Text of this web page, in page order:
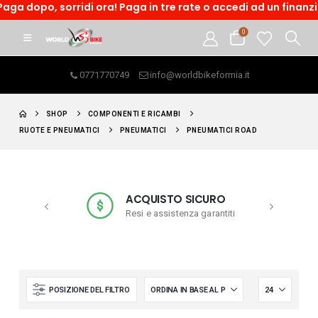
sorridi ora! Paga in tre rate o accedi ad un
0
0771770749 info@worldbikeformia.it
SHOP COMPONENTI E RICAMBI
RUOTE E PNEUMATICI PNEUMATICI PNEUMATICI ROAD
ACQUISTO SICURO
Resi e assistenza garantiti
POSIZIONE DEL FILTRO